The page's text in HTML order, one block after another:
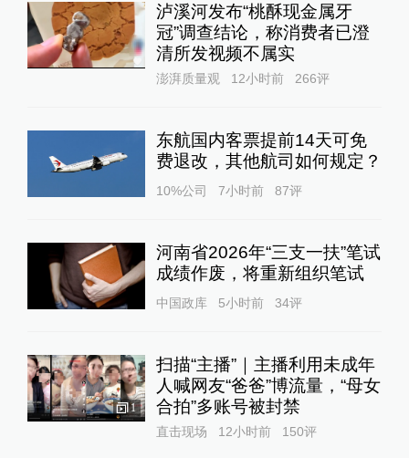
泸溪河发布“桃酥现金属牙
冠”调查结论，称消费者已澄
清所发视频不属实
澎湃质量观 12小时前 266评
东航国内客票提前14天可免
费退改，其他航司如何规定？
10%公司 7小时前 87评
河南省2026年“三支一扶”笔试
成绩作废，将重新组织笔试
中国政库 5小时前 34评
1
扫描“主播”｜主播利用未成年
人喊网友“爸爸”博流量，“母女
合拍”多账号被封禁
直击现场 12小时前 150评